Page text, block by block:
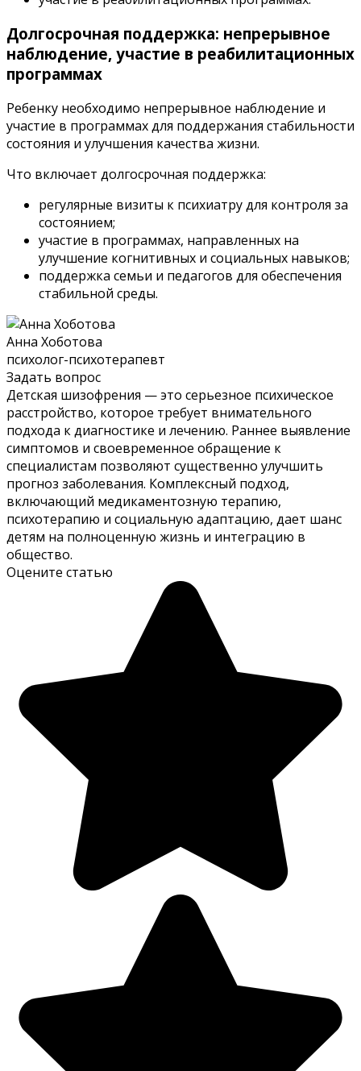
Долгосрочная поддержка: непрерывное
наблюдение, участие в реабилитационных
программах
Ребенку необходимо непрерывное наблюдение и
участие в программах для поддержания стабильности
состояния и улучшения качества жизни.
Что включает долгосрочная поддержка:
регулярные визиты к психиатру для контроля за
состоянием;
участие в программах, направленных на
улучшение когнитивных и социальных навыков;
поддержка семьи и педагогов для обеспечения
стабильной среды.
Анна Хоботова
психолог-психотерапевт
Задать вопрос
Детская шизофрения — это серьезное психическое
расстройство, которое требует внимательного
подхода к диагностике и лечению. Раннее выявление
симптомов и своевременное обращение к
специалистам позволяют существенно улучшить
прогноз заболевания. Комплексный подход,
включающий медикаментозную терапию,
психотерапию и социальную адаптацию, дает шанс
детям на полноценную жизнь и интеграцию в
общество.
Оцените статью